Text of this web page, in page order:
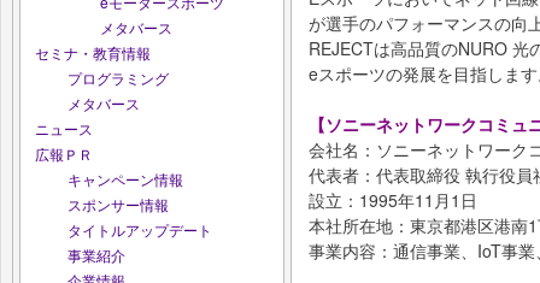
メタバース
セミナ・教育情報
プログラミング
メタバース
ニュース
広報ＰＲ
キャンペーン情報
スポンサー情報
タイトルアップデート
事業紹介
が選手のパフォーマンスの向
REJECTは高品質のNURO 光
eスポーツの発展を目指しま
【ソニーネットワークコミ
会社名：ソニーネットワーク
代表者：代表取締役 執行役員
設立：1995年11月1日
本社所在地：東京都港区港南
事業内容：通信事業、IoT事